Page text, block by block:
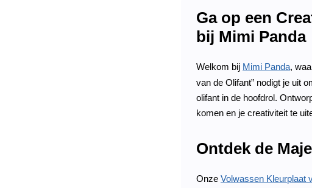
Ga op een
bij Mimi Panda
Welkom bij Mimi Panda,
van de Olifant” nodigt je uit
olifant in de hoofdrol.
komen en je creativiteit te
Ontdek de
Onze Volwassen Kleurplaat